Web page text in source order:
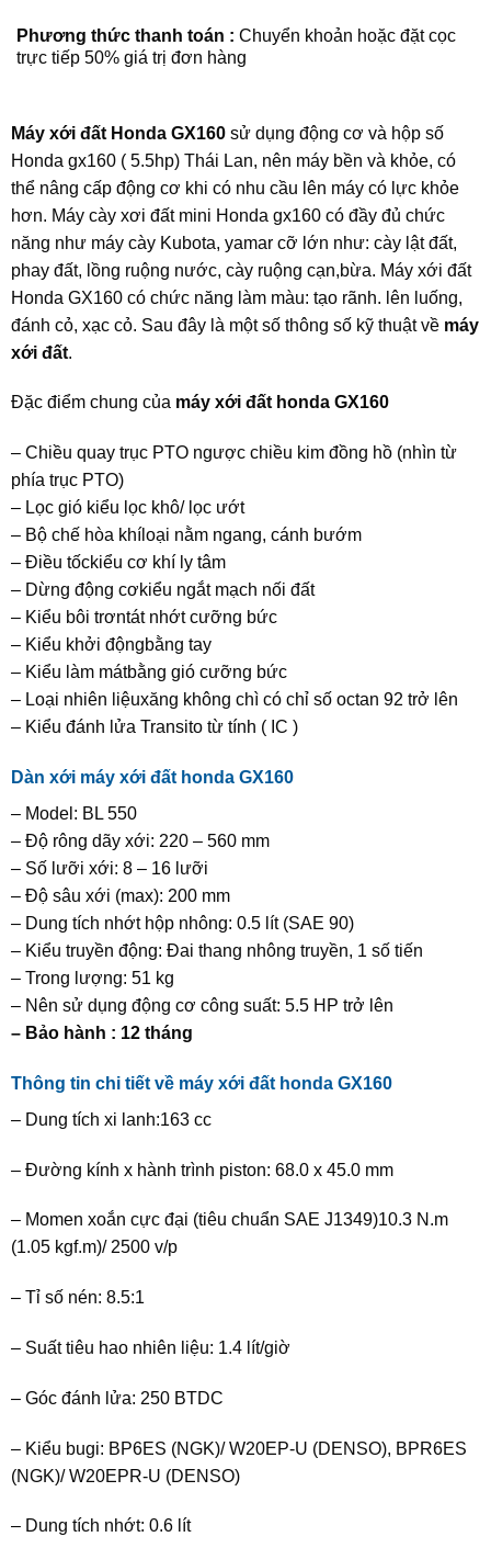
Phương thức thanh toán : Chuyển khoản hoặc đặt cọc
trực tiếp 50% giá trị đơn hàng
Máy xới đất Honda GX160sử dụng động cơ và hộp số
Honda gx160 ( 5.5hp) Thái Lan, nên máy bền và khỏe, có
thể nâng cấp động cơ khi có nhu cầu lên máy có lực khỏe
hơn. Máy cày xơi đất mini Honda gx160 có đầy đủ chức
năng như máy cày Kubota, yamar cỡ lớn như: cày lật đất,
phay đất, lồng ruộng nước, cày ruộng cạn,bừa. Máy xới đất
Honda GX160 có chức năng làm màu: tạo rãnh. lên luống,
đánh cỏ, xạc cỏ. Sau đây là một số thông số kỹ thuật về máy
xới đất.
Đặc điểm chung của máy xới đất honda GX160
– Chiều quay trục PTO ngược chiều kim đồng hồ (nhìn từ
phía trục PTO)
– Lọc gió kiểu lọc khô/ lọc ướt
– Bộ chế hòa khíloại nằm ngang, cánh bướm
– Điều tốckiểu cơ khí ly tâm
– Dừng động cơkiểu ngắt mạch nối đất
– Kiểu bôi trơntát nhớt cưỡng bức
– Kiểu khởi độngbằng tay
– Kiểu làm mátbằng gió cưỡng bức
– Loại nhiên liệuxăng không chì có chỉ số octan 92 trở lên
– Kiểu đánh lửa Transito từ tính ( IC )
Dàn xới máy xới đất honda GX160
– Model: BL 550
– Độ rông dãy xới: 220 – 560 mm
– Số lưỡi xới: 8 – 16 lưỡi
– Độ sâu xới (max): 200 mm
– Dung tích nhớt hộp nhông: 0.5 lít (SAE 90)
– Kiểu truyền động: Đai thang nhông truyền, 1 số tiến
– Trong lượng: 51 kg
– Nên sử dụng động cơ công suất: 5.5 HP trở lên
– Bảo hành : 12 tháng
Thông tin chi tiết về máy xới đất honda GX160
– Dung tích xi lanh:163 cc
– Đường kính x hành trình piston: 68.0 x 45.0 mm
– Momen xoắn cực đại (tiêu chuẩn SAE J1349)10.3 N.m
(1.05 kgf.m)/ 2500 v/p
– Tỉ số nén: 8.5:1
– Suất tiêu hao nhiên liệu: 1.4 lít/giờ
– Góc đánh lửa: 250 BTDC
– Kiểu bugi: BP6ES (NGK)/ W20EP-U (DENSO), BPR6ES
(NGK)/ W20EPR-U (DENSO)
– Dung tích nhớt: 0.6 lít